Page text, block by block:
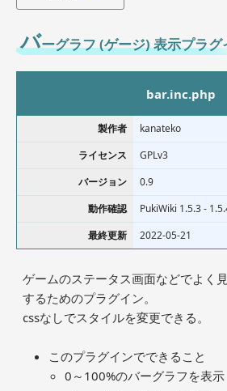
バーグラフ (ゲージ) 表示プラグ
bar.inc.php
製作者
kanateko
ライセンス
GPLv3
バージョン
0.9
動作確認
PukiWiki 1.5.3 -
最終更新
2022-05-21
ゲームのステータス画面などでよく
するためのプラグイン。
cssなしでスタイルを変更できる。
このプラグインでできること
0～100%のバーグラフを表示